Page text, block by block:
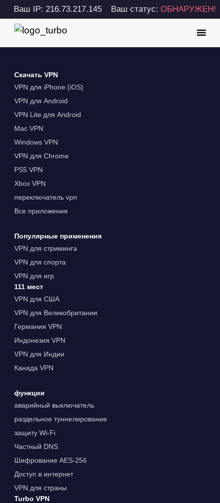
Ваш IP: 216.73.217.145 Ваш статус: ОБНАРУЖЕН!
Скачать VPN
VPN для iPhone (iOS)
VPN для Android
VPN Lite для Android
Mac VPN
Windows VPN
VPN для Chrome
PS5 VPN
Xbox VPN
переключатель vpn
Все приложения
Популярные применения
VPN для стриминга
VPN для спорта
VPN для игр
111 мест
VPN для США
VPN для Великобритании
Германия VPN
Индонезия VPN
VPN для Индии
Канада VPN
функции
аварийный выключатель
раздельное туннелирование
защиту Wi-Fi
Частный DNS
Шифрование AES-256
Доступ в интернет
VPN для страны
Turbo VPN